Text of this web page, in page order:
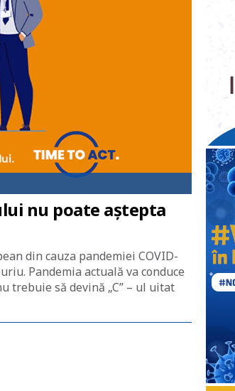
nu poate aștepta
din cauza pandemiei COVID-
Pandemia actuală va conduce
trebuie să devină „C” – ul uitat